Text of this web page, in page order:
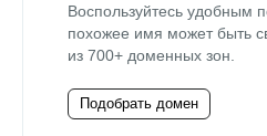
Воспользуйтесь удобным
похожее имя может быть
из 700+ доменных зон.
Подобрать домен